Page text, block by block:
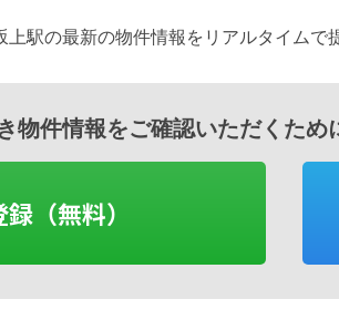
駅の最新の物件情報をリアルタイムで
物件情報をご確認いただくため
（無料）